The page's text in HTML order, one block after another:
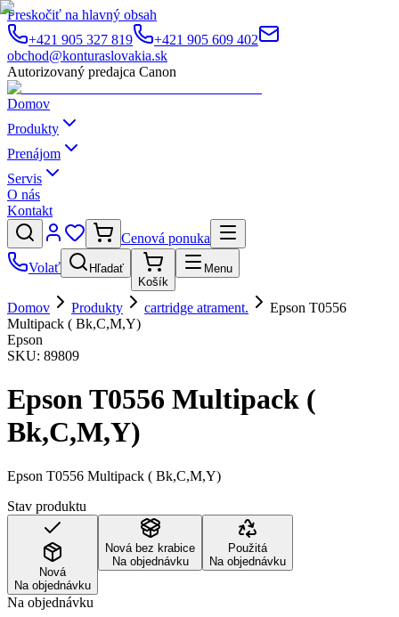
Preskočiť na hlavný obsah
+421 905 327 819
+421 905 609 402
obchod@konturaslovakia.sk
Autorizovaný predajca Canon
Domov
Produkty
Prenájom
Servis
O nás
Kontakt
Cenová ponuka
Volať
Hľadať
Košík
Menu
Domov Produkty cartridge atrament.
Epson T0556
Multipack ( Bk,C,M,Y)
Epson
SKU: 89809
Epson T0556 Multipack (
Bk,C,M,Y)
Epson T0556 Multipack ( Bk,C,M,Y)
Stav produktu
Nová
Na objednávku
Nová bez krabice
Na objednávku
Použitá
Na objednávku
Na objednávku